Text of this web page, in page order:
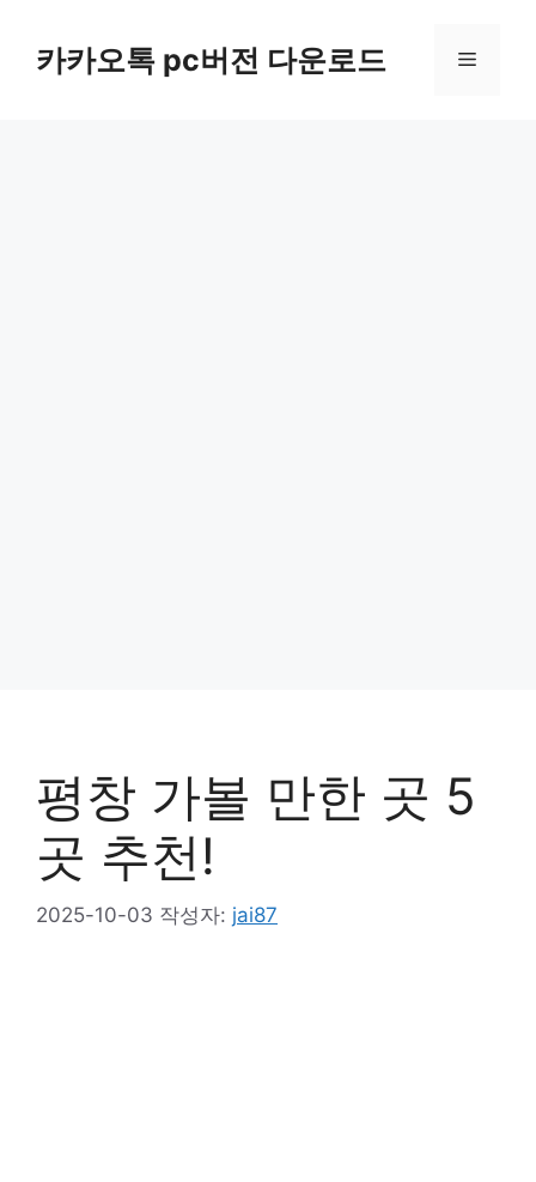
카카오톡 pc버전 다운로드 메
평창 가볼 만한 곳 5
곳 추천!
2025-10-03 작성자: jai87